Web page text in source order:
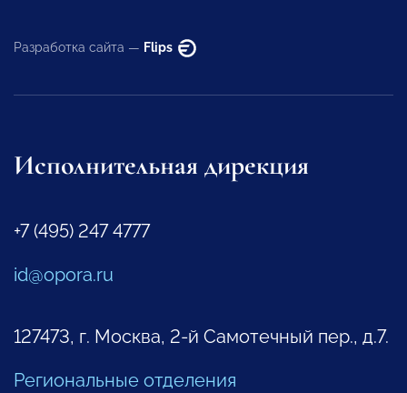
Разработка сайта — Flips
Исполнительная дирекция
+7 (495) 247 4777
id@opora.ru
127473, г. Москва, 2-й Самотечный пер., д.7.
Региональные отделения